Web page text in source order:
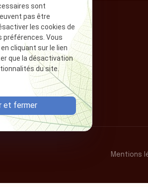
Mentions
sont
pas être
les cookies de
préférences. Vous
cliquant sur le lien
que la désactivation
du site.
et fermer